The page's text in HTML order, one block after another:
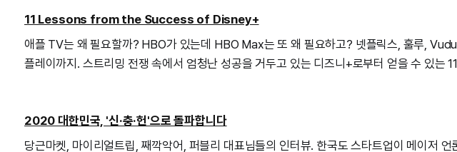
11 Lessons from the Success of Disney+
애플 TV는 왜 필요할까? HBO가 있는데 HBO Max는 또 왜 필요하고? 넷플릭스, 훌루,
플레이까지. 스트리밍 전쟁 속에서 엄청난 성공을 거두고 있는 디즈니+로부터 얻을 수 있는
2020 대한민국, '신·충·헌'으로 돌파합니다
당근마켓, 마이리얼트립, 째깍악어, 퍼블리 대표님들의 인터뷰. 한국도 스타트업이 메이저 언